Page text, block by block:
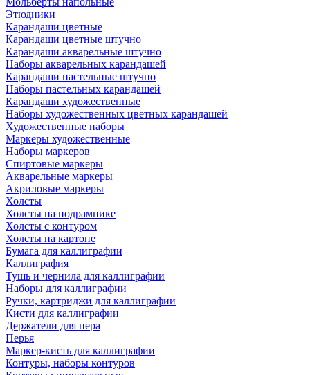
Этюдники
Карандаши цветные
Карандаши цветные штучно
Карандаши акварельные штучно
Наборы акварельных карандашей
Карандаши пастельные штучно
Наборы пастельных карандашей
Карандаши художественные
Наборы художественных цветных карандашей
Художественные наборы
Маркеры художественные
Наборы маркеров
Спиртовые маркеры
Акварельные маркеры
Акриловые маркеры
Холсты
Холсты на подрамнике
Холсты с контуром
Холсты на картоне
Бумага для каллиграфии
Каллиграфия
Тушь и чернила для каллиграфии
Наборы для каллиграфии
Ручки, картриджи для каллиграфии
Кисти для каллиграфии
Держатели для пера
Перья
Маркер-кисть для каллиграфии
Контуры, наборы контуров